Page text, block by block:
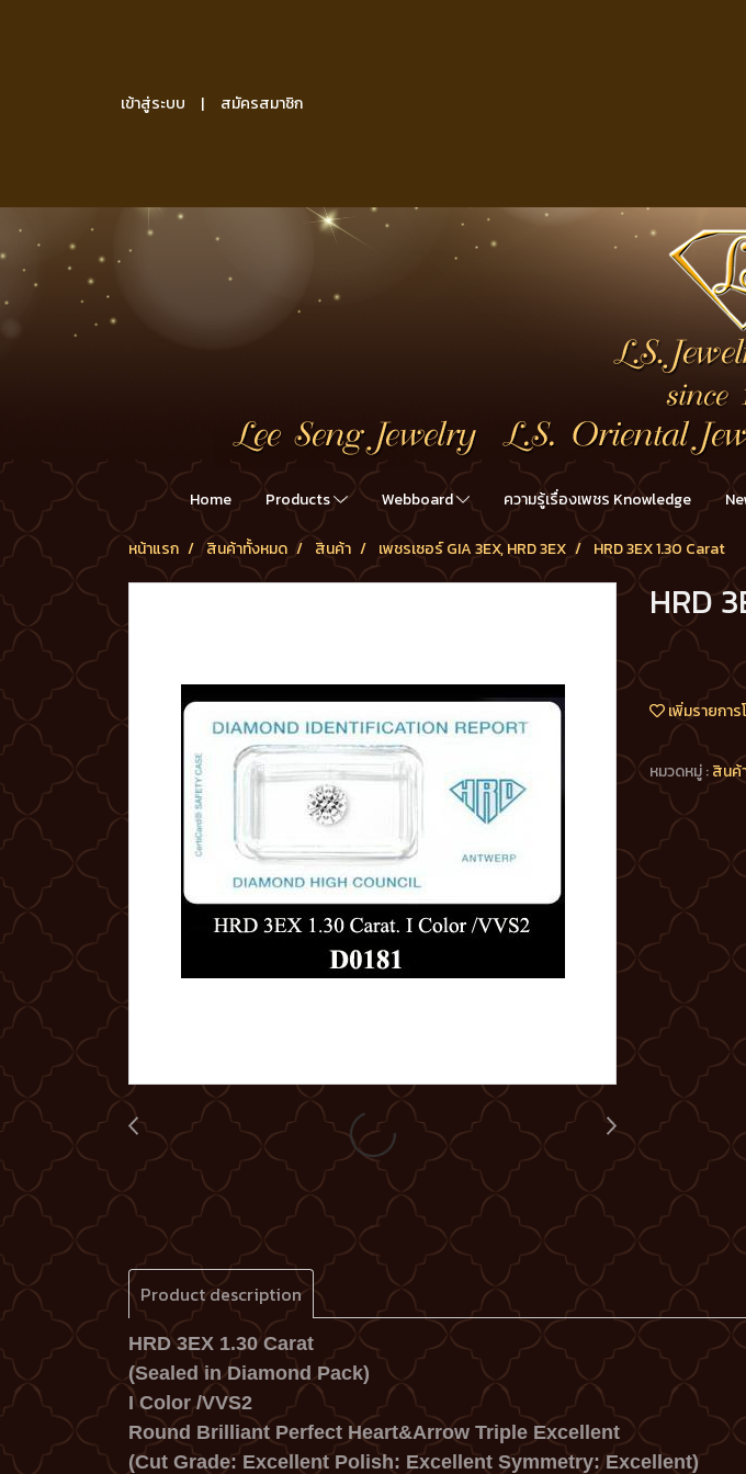
เข้าสู่ระบบ สมัครสมาชิก
Home Products Webboard ความรู้เรื่องเพชร Knowledge
หน้าแรก สินค้าทั้งหมด สินค้า เพชรเซอร์ GIA 3EX, HRD 3EX HRD 3EX 1.30 Carat
HRD
เพิ่มรายกา
หมวดหมู่ :สินค้
Product description
HRD 3EX 1.30 Carat
(Sealed in Diamond Pack)
I Color /VVS2
Round Brilliant Perfect Heart&Arrow Triple Excellent
(Cut Grade: Excellent Polish: Excellent Symmetry: Excellent)